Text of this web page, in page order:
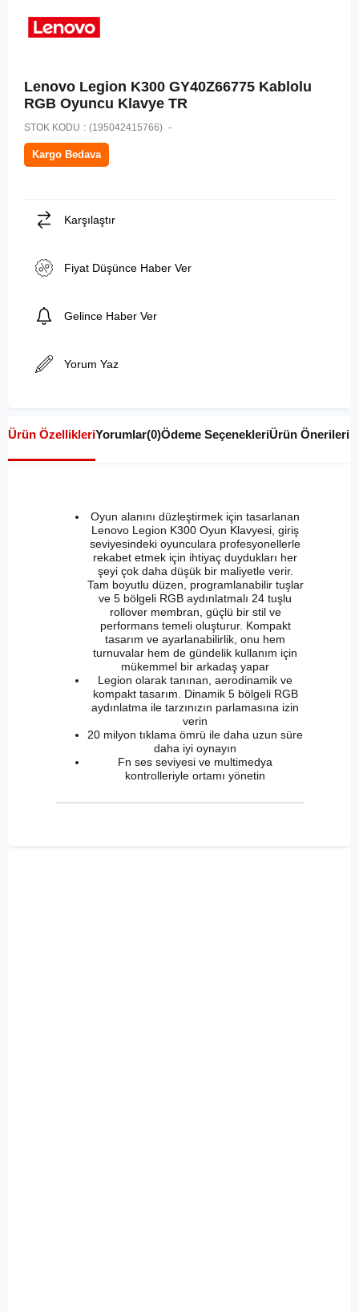
Lenovo Legion K300 GY40Z66775 Kablolu
RGB Oyuncu Klavye TR
STOK KODU (195042415766)
Kargo Bedava
Karşılaştır
Fiyat Düşünce Haber Ver
Gelince Haber Ver
Yorum Yaz
Ürün ÖzellikleriYorumlar(0)Ödeme SeçenekleriÜrün Önerileri
Oyun alanını düzleştirmek için tasarlanan
Lenovo Legion K300 Oyun Klavyesi, giriş
seviyesindeki oyunculara profesyonellerle
rekabet etmek için ihtiyaç duydukları her
şeyi çok daha düşük bir maliyetle verir.
Tam boyutlu düzen, programlanabilir tuşlar
ve 5 bölgeli RGB aydınlatmalı 24 tuşlu
rollover membran, güçlü bir stil ve
performans temeli oluşturur. Kompakt
tasarım ve ayarlanabilirlik, onu hem
turnuvalar hem de gündelik kullanım için
mükemmel bir arkadaş yapar
Legion olarak tanınan, aerodinamik ve
kompakt tasarım. Dinamik 5 bölgeli RGB
aydınlatma ile tarzınızın parlamasına izin
verin
20 milyon tıklama ömrü ile daha uzun süre
daha iyi oynayın
Fn ses seviyesi ve multimedya
kontrolleriyle ortamı yönetin